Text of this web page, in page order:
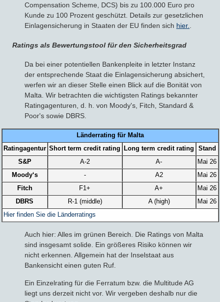
Compensation Scheme, DCS) bis zu 100.000 Euro pro
Kunde zu 100 Prozent geschützt. Details zur gesetzlichen
Einlagensicherung in Staaten der EU finden sich hier.
Ratings als Bewertungstool für den Sicherheitsgrad
Da bei einer potentiellen Bankenpleite in letzter Instanz
der entsprechende Staat die Einlagensicherung absichert,
werfen wir an dieser Stelle einen Blick auf die Bonität von
Malta. Wir betrachten die wichtigsten Ratings bekannter
Ratingagenturen, d. h. von Moody's, Fitch, Standard &
Poor's sowie DBRS.
Länderrating für Malta
Ratingagentur Short term credit rating Long term credit rating
Stand
S&P
A-2 A-
Mai 26
Moody‘s
- A2
Mai 26
Fitch
F1+ A+
Mai 26
DBRS
R-1 (middle) A (high)
Mai 26
Hier finden Sie die Länderratings
Auch hier: Alles im grünen Bereich. Die Ratings von Malta
sind insgesamt solide. Ein größeres Risiko können wir
nicht erkennen. Allgemein hat der Inselstaat aus
Bankensicht einen guten Ruf.
Ein Einzelrating für die Ferratum bzw. die Multitude AG
liegt uns derzeit nicht vor. Wir vergeben deshalb nur die